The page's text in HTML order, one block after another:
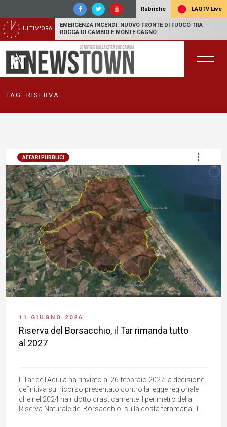
Rubriche LAQTV Live
ULTIM'ORA
EMERGENZA INCENDI: NUOVO FRONTE DI FUOCO TRA
ROCCA DI CAMBIO E MONTE CAGNO
TAG: RISERVA
AFFARI PUBBLICI
11 GIUGNO 2026
Riserva del Borsacchio, il Tar rimanda tutto
al 2027
Il Tar dell'Aquila ha rinviato al 26 febbraio 2027 la decisione
definitiva sul ricorso presentato contro la legge regionale
che nel 2024 ha ridotto drasticamente il perimetro della
Riserva Naturale del Borsacchio, sulla costa teramana. Il...